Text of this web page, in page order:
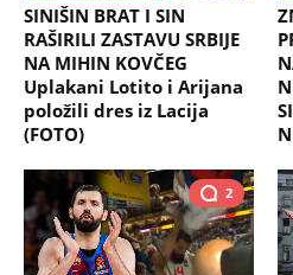
SINIŠIN BRAT I SIN
RAŠIRILI ZASTAVU SRBIJE
NA MIHIN KOVČEG
Uplakani Lotito i Arijana
položili dres iz Lacija
(FOTO)
2